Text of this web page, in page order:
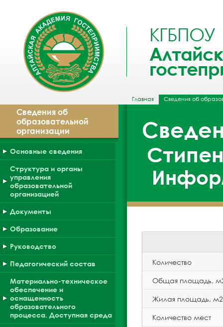
КГБПОУ
Главная Сведения об
Сведения об
образовательной
организации
Основные сведения
Структура и органы
управления
образовательной
организацией
Документы
Образование
Руководство
Педагогический состав
Материально-техническое
обеспечение и
оснащенность
образовательного
процесса. Доступная среда
Количество
Общая площадь,
Жилая площадь, м2
Количество мест